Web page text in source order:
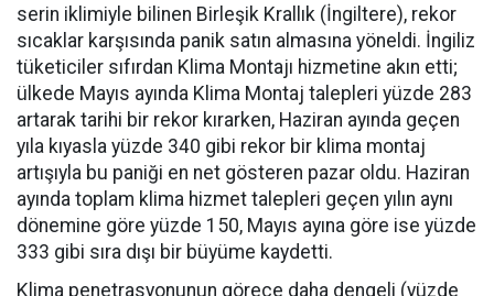
serin iklimiyle bilinen Birleşik Krallık (İngiltere), rekor
sıcaklar karşısında panik satın almasına yöneldi. İngiliz
tüketiciler sıfırdan Klima Montajı hizmetine akın etti;
ülkede Mayıs ayında Klima Montaj talepleri yüzde 283
artarak tarihi bir rekor kırarken, Haziran ayında geçen
yıla kıyasla yüzde 340 gibi rekor bir klima montaj
artışıyla bu paniği en net gösteren pazar oldu. Haziran
ayında toplam klima hizmet talepleri geçen yılın aynı
dönemine göre yüzde 150, Mayıs ayına göre ise yüzde
333 gibi sıra dışı bir büyüme kaydetti.
Klima penetrasyonunun görece daha dengeli (yüzde